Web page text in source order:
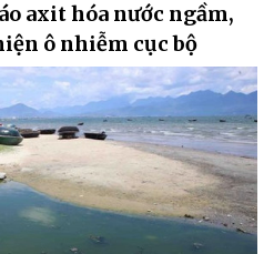
axit hóa nước ngầm,
ô nhiễm cục bộ